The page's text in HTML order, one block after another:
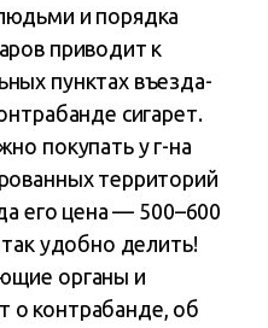
и порядка
приводит к
пунктах въезда-
сигарет.
покупать у г-на
территорий
его цена — 500–600
удобно делить!
органы и
о контрабанде, об